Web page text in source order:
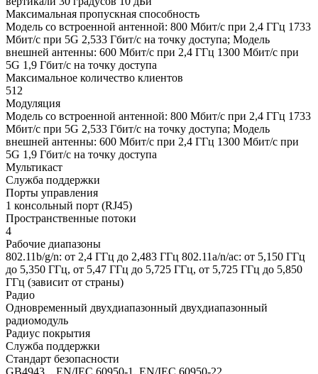
Максимальная пропускная способность
Модель со встроенной антенной: 800 Мбит/с при 2,4 ГГц 1733
Мбит/с при 5G 2,533 Гбит/с на точку доступа; Модель
внешней антенны: 600 Мбит/с при 2,4 ГГц 1300 Мбит/с при
5G 1,9 Гбит/с на точку доступа
Максимальное количество клиентов
512
Модуляция
Модель со встроенной антенной: 800 Мбит/с при 2,4 ГГц 1733
Мбит/с при 5G 2,533 Гбит/с на точку доступа; Модель
внешней антенны: 600 Мбит/с при 2,4 ГГц 1300 Мбит/с при
5G 1,9 Гбит/с на точку доступа
Мультикаст
Служба поддержки
Порты управления
1 консольный порт (RJ45)
Пространственные потоки
4
Рабочие диапазоны
802.11b/g/n: от 2,4 ГГц до 2,483 ГГц 802.11a/n/ac: от 5,150 ГГц
до 5,350 ГГц, от 5,47 ГГц до 5,725 ГГц, от 5,725 ГГц до 5,850
ГГц (зависит от страны)
Радио
Одновременный двухдиапазонный двухдиапазонный
радиомодуль
Радиус покрытия
Служба поддержки
Стандарт безопасности
GB4943, , EN/IEC 60950-1, EN/IEC 60950-22